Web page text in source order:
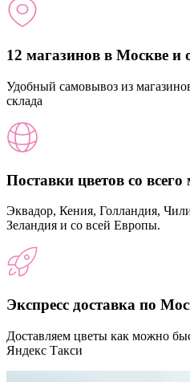
12 магазинов в Москве и
Удобный самовывоз из
склада
Поставки цветов со всего
Эквадор, Кения, Голландия,
Зеландия и со всей Европы.
Экспресс доставка по
Доставляем цветы как можно
Яндекс Такси